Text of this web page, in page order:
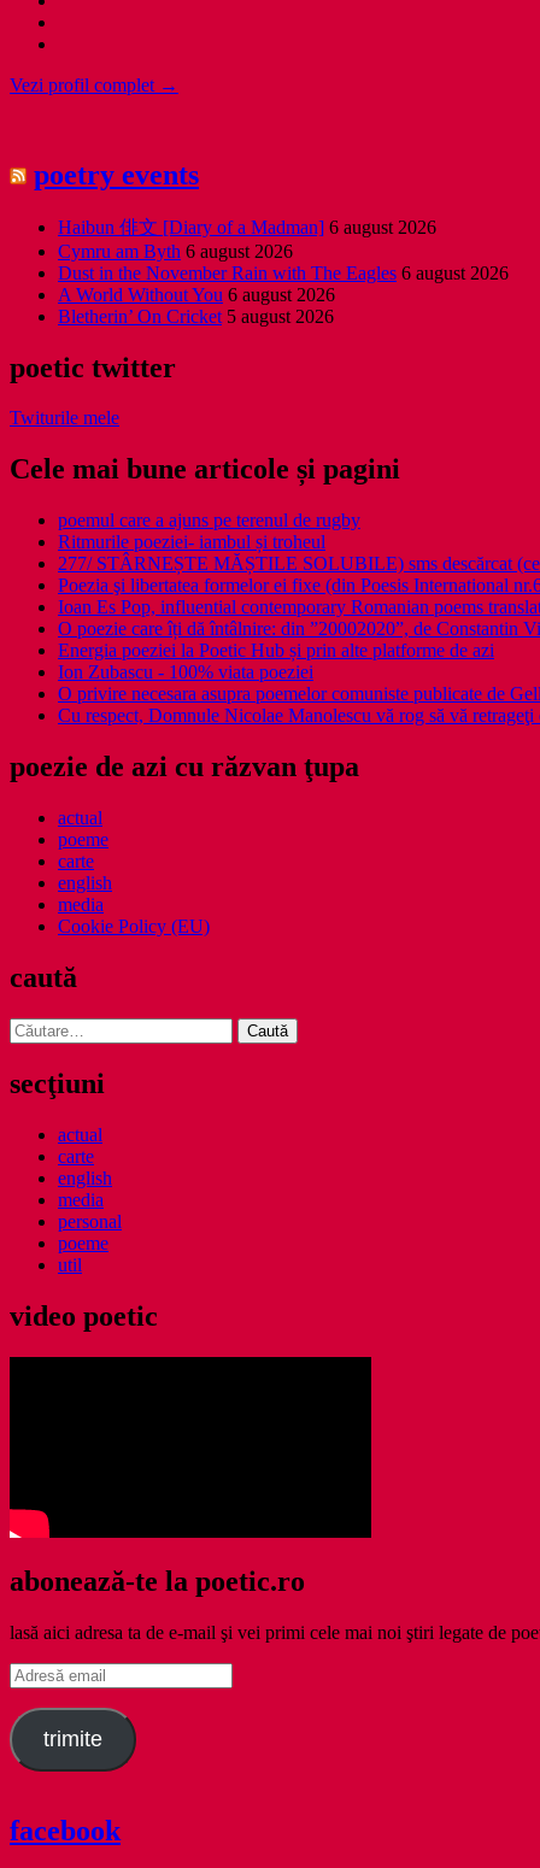
Vezi profil complet →
poetry events
Haibun 俳文 [Diary of a Madman] 6 august 2026
Cymru am Byth 6 august 2026
Dust in the November Rain with The Eagles 6 august 2026
A World Without You 6 august 2026
Bletherin’ On Cricket 5 august 2026
poetic twitter
Twiturile mele
Cele mai bune articole și pagini
poemul care a ajuns pe terenul de rugby
Ritmurile poeziei- iambul și troheul
277/ STÂRNEȘTE MĂȘTILE SOLUBILE) sms descărcat
Poezia şi libertatea formelor ei fixe (din Poesis International
Ioan Es Pop, influential contemporary Romanian poems
O poezie care îți dă întâlnire: din ”20002020”, de Constantin
Energia poeziei la Poetic Hub și prin alte platforme de azi
Ion Zubascu - 100% viata poeziei
O privire necesara asupra poemelor comuniste publicate de
Cu respect, Domnule Nicolae Manolescu vă rog să vă
poezie de azi cu răzvan ţupa
actual
poeme
carte
english
media
Cookie Policy (EU)
caută
Caută
după:
secţiuni
actual
carte
english
media
personal
poeme
util
video poetic
abonează-te la poetic.ro
lasă aici adresa ta de e-mail şi vei primi cele mai noi ştiri legate de
Adresă
email
trimite
facebook